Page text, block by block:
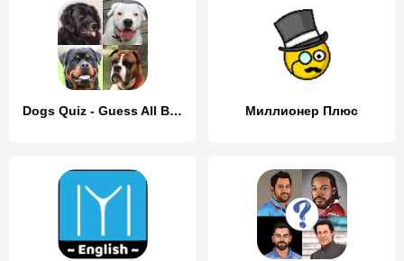
Dogs Quiz - Guess All Breeds! Миллионер Плюс